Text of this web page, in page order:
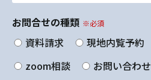
お問合せの種類 ※必須
資料請求 現地内覧予約
zoom相談
お問い合わせ